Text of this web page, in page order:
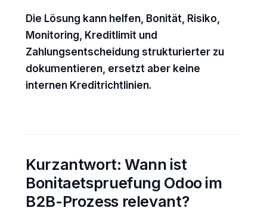
Die Lösung kann helfen, Bonität, Risiko,
Monitoring, Kreditlimit und
Zahlungsentscheidung strukturierter zu
dokumentieren, ersetzt aber keine
internen Kreditrichtlinien.
Kurzantwort: Wann ist
Bonitaetspruefung Odoo im
B2B-Prozess relevant?